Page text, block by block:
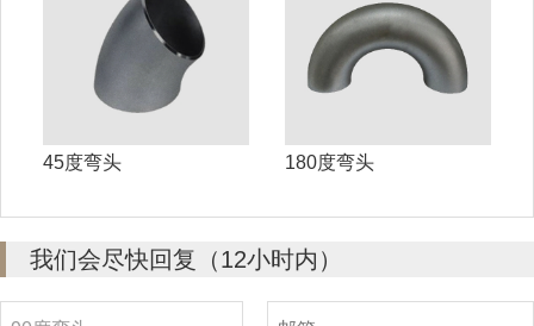
45度弯头 180度弯头
我们会尽快回复（12小时内）